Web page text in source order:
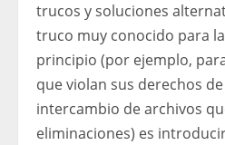
trucos y soluciones
truco muy conocido para
principio (por ejemplo,
que violan sus derechos
intercambio de archivos
eliminaciones) es